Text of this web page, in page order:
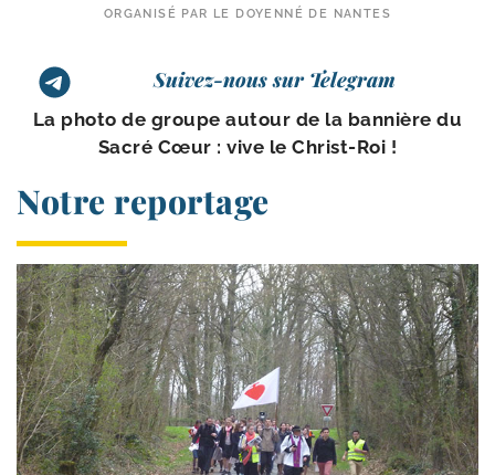
ORGANISÉ PAR LE DOYENNÉ DE NANTES
Suivez-nous sur Telegram
La pho­to de groupe autour de la ban­nière du
Sacré Cœur : vive le Christ-Roi !
Notre reportage